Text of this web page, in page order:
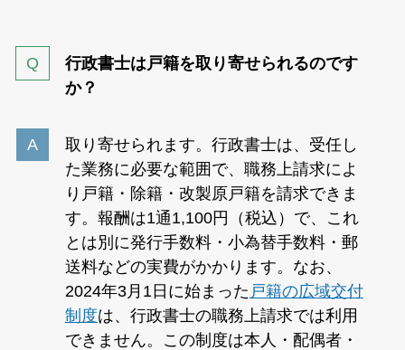
行政書士は戸籍を取り寄せられるのです
か？
取り寄せられます。行政書士は、受任し
た業務に必要な範囲で、職務上請求によ
り戸籍・除籍・改製原戸籍を請求できま
す。報酬は1通1,100円（税込）で、これ
とは別に発行手数料・小為替手数料・郵
送料などの実費がかかります。なお、
2024年3月1日に始まった 戸籍の広域交付
制度は、行政書士の職務上請求では利用
できません。この制度は本人・配偶者・